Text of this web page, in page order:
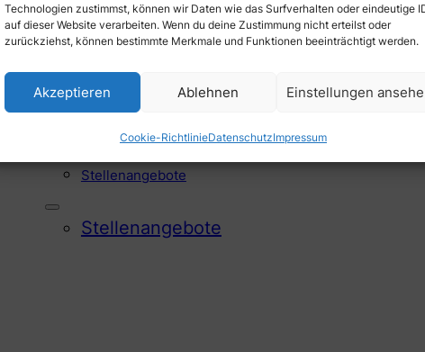
Technologien zustimmst, können wir Daten wie das Surfverhalten oder eindeutige
auf dieser Website verarbeiten. Wenn du deine Zustimmung nicht erteilst oder
zurückziehst, können bestimmte Merkmale und Funktionen beeinträchtigt werden.
Akzeptieren Ablehnen Einstellungen
Cookie-RichtlinieDatenschutzImpressum
Offene Stellen
Stellen­angebote
Stellen­angebote